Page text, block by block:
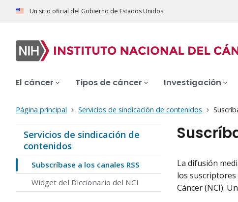
Un sitio oficial del Gobierno de Estados Unidos
El cáncer Tipos de cáncer Investigación
Página principal Servicios de sindicación de contenidos
Servicios de sindicación de
contenidos
Subscríbase a los canales RSS
Widget del Diccionario del NCI
La difusión
los
Cáncer (NCI).